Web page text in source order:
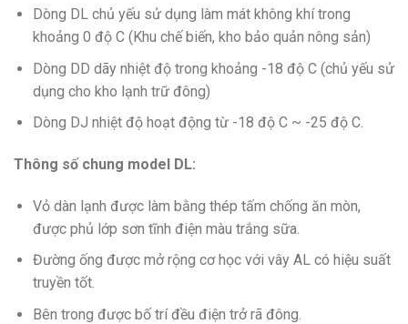
Dòng DL chủ yếu sử dụng làm mát không khí trong
khoảng 0 độ C (Khu chế biến, kho bảo quản nông sản)
Dòng DD dãy nhiệt độ trong khoảng -18 độ C (chủ yếu sử
dụng cho kho lạnh trữ đông)
Dòng DJ nhiệt độ hoạt động từ -18 độ C ~ -25 độ C.
Thông số chung model DL:
Vỏ dàn lạnh được làm bằng thép tấm chống ăn mòn,
được phủ lớp sơn tĩnh điện màu trắng sữa.
Đường ống được mở rộng cơ học với vây AL có hiệu suất
truyền tốt.
Bên trong được bố trí đều điện trở rã đông.